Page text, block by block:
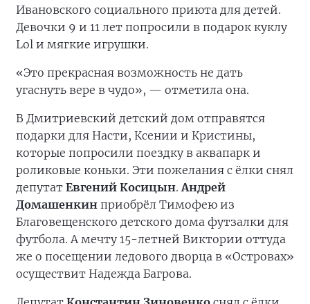
Ивановского социального приюта для детей.
Девочки 9 и 11 лет попросили в подарок куклу
Lol и мягкие игрушки.
«Это прекрасная возможность не дать
угаснуть вере в чудо», — отметила она.
В Дмитриевский детский дом отправятся
подарки для Насти, Ксении и Кристины,
которые попросили поездку в аквапарк и
роликовые коньки. Эти пожелания с ёлки снял
депутат Евгений Косицын.Андрей
Домашенкин приобрёл Тимофею из
Благовещенского детского дома футзалки для
футбола. А мечту 15-летней Виктории оттуда
же о посещении ледового дворца в «Островах»
осуществит Надежда Багрова.